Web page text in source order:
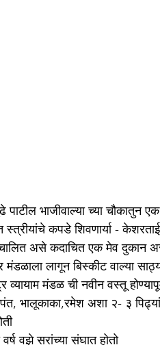
पाटील भाजीवाल्या च्या चौकातुन
कपडे शिवणार्या -
असे कदाचित एक मेव दुकान
मंडळाला लागून बिस्कीट वाल्या
व्यायाम मंडळ ची नवीन वस्तू
वझे सरांच्या संघात होतो